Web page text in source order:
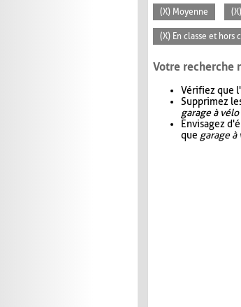
(X) Moyenne
(X) En classe et hors
Votre recherche
Vérifiez que
Supprimez
garage à vélo
Envisagez
que garage à